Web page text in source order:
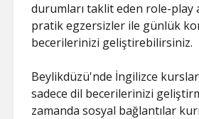
durumları taklit eden role-play
pratik egzersizler ile günlük
becerilerinizi geliştirebilirsiniz.
Beylikdüzü'nde İngilizce
sadece dil becerilerinizi
zamanda sosyal bağlantılar